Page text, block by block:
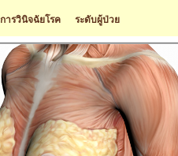
การวินิจฉัยโรค ระดับผู้ป่วย